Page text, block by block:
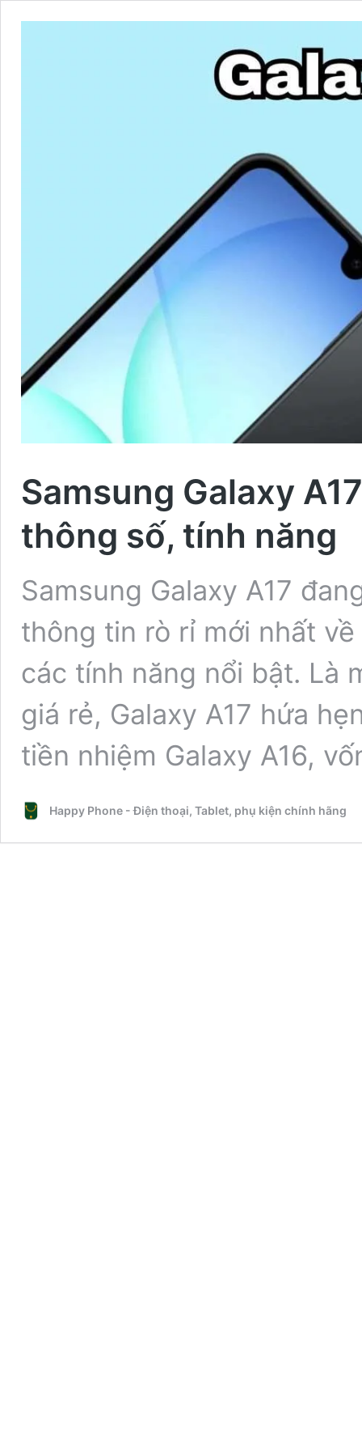
Samsung Galaxy
thông số, tính năng
Samsung Galaxy A17
thông tin rò rỉ mới nhất
các tính năng nổi bật. Là
giá rẻ, Galaxy A17 hứa
tiền nhiệm Galaxy A16,
Happy Phone - Điện thoại, Tablet, phụ kiện chính hãng